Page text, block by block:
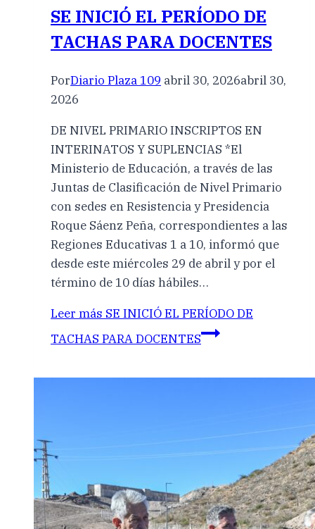
SE INICIÓ EL PERÍODO DE
TACHAS PARA DOCENTES
PorDiario Plaza 109 abril 30, 2026abril 30,
2026
DE NIVEL PRIMARIO INSCRIPTOS EN
INTERINATOS Y SUPLENCIAS *El
Ministerio de Educación, a través de las
Juntas de Clasificación de Nivel Primario
con sedes en Resistencia y Presidencia
Roque Sáenz Peña, correspondientes a las
Regiones Educativas 1 a 10, informó que
desde este miércoles 29 de abril y por el
término de 10 días hábiles…
Leer más SE INICIÓ EL PERÍODO DE
TACHAS PARA DOCENTES